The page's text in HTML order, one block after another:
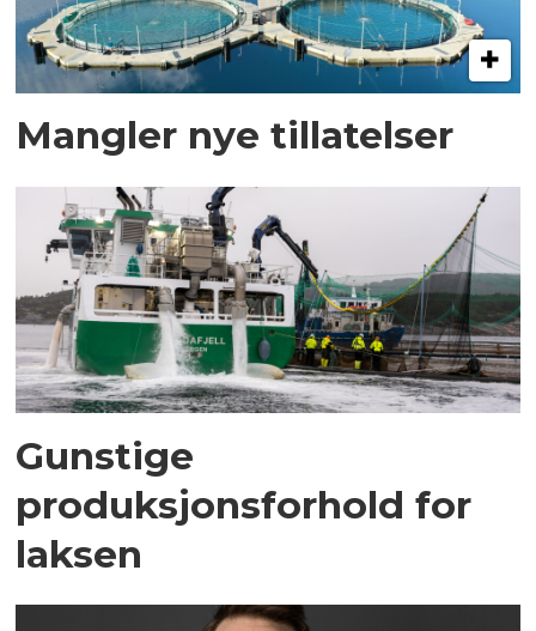
Mangler nye tillatelser
Gunstige
produksjonsforhold for
laksen